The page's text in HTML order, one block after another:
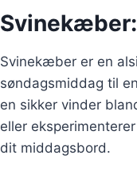
Svinekæber er en
søndagsmiddag til
en sikker vinder
eller
dit middagsbord.